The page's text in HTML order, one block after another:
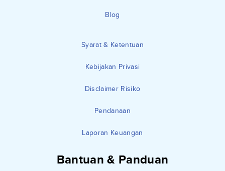
Blog
Syarat & Ketentuan
Kebijakan Privasi
Disclaimer Risiko
Pendanaan
Laporan Keuangan
Bantuan & Panduan